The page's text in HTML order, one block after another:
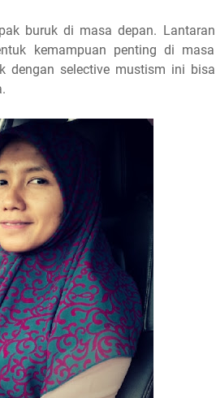
buruk di masa depan. Lantaran
kemampuan penting di masa
dengan selective mustism ini bisa